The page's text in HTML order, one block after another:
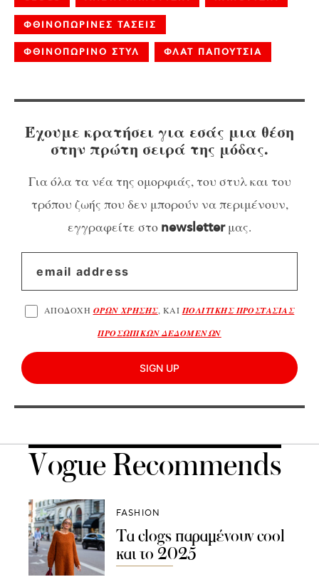
ΦΘΙΝΟΠΩΡΙΝΕΣ ΤΑΣΕΙΣ
ΦΘΙΝΟΠΩΡΙΝΟ ΣΤΥΛ ΦΛΑΤ ΠΑΠΟΥΤΣΙΑ
Έχουμε κρατήσει για εσάς μια θέση
στην πρώτη σειρά της μόδας.
Για όλα τα νέα της ομορφιάς, του στυλ και του
τρόπου ζωής που δεν μπορούν να περιμένουν,
εγγραφείτε στο newsletterμας.
ΑΠΟΔΟΧΗ ΟΡΩΝ ΧΡΗΣΗΣ, ΚΑΙΠΟΛΙΤΙΚΗΣ ΠΡΟΣΤΑΣΙΑΣ
ΠΡΟΣΩΠΙΚΩΝ ΔΕΔΟΜΕΝΩΝ
SIGN UP
Vogue Recommends
FASHION
Τα clogs παραμένουν cool
και το 2025